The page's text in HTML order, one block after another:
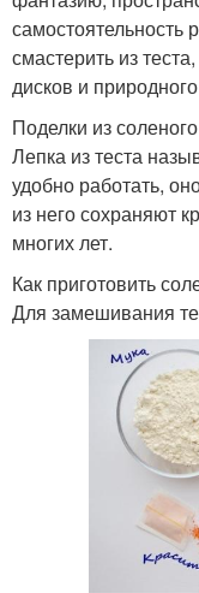
смастерить из
дисков и
Поделки из
Лепка из теста
удобно работать,
из него сохраняют
многих лет.
Как приготовить
Для замешивания